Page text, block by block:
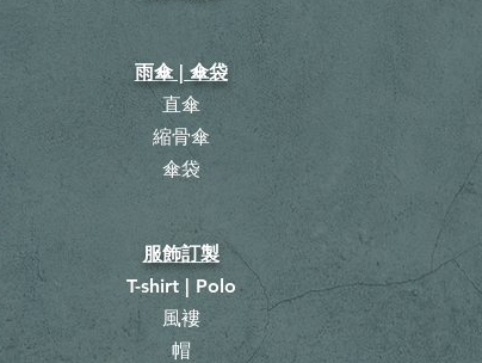
雨傘 | 傘袋
直傘
縮骨傘
​傘袋
服飾訂製
T-shirt | Polo
風褸
帽